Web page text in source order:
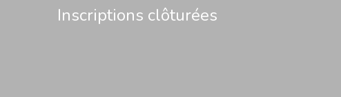
Inscriptions clôturées